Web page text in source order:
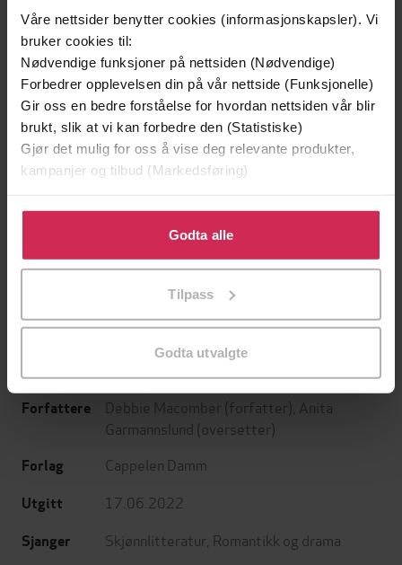
Våre nettsider benytter cookies (informasjonskapsler). Vi
bruker cookies til:
Nødvendige funksjoner på nettsiden (Nødvendige)
Forbedrer opplevelsen din på vår nettside (Funksjonelle)
Gir oss en bedre forståelse for hvordan nettsiden vår blir
brukt, slik at vi kan forbedre den (Statistiske)
Gjør det mulig for oss å vise deg relevante produkter,
kampanjer og tilbud (Markedsføring)
Klikk på «Godta alle» for å gi oss ditt samtykke til å
bruke cookies for alle disse formålene. Du kan også
tilpasse ditt samtykke til spesifikke formål ved å klikke
Godta alle
Tilpass
Godta utvalgte
Minnesota
Utskudd
Forfattere Debbie Macomber (forfatter), Anita
Garmannslund (oversetter)
Forlag Cappelen Damm
Utgitt 17.06.2022
Sjanger Skjønnlitteratur Romantikk og drama